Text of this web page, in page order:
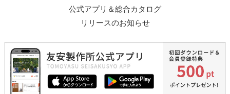
公式アプリ＆総合カタログ
リリースのお知らせ